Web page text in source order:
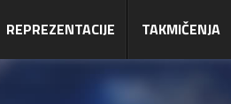
REPREZENTACIJE TAKMIČENJA